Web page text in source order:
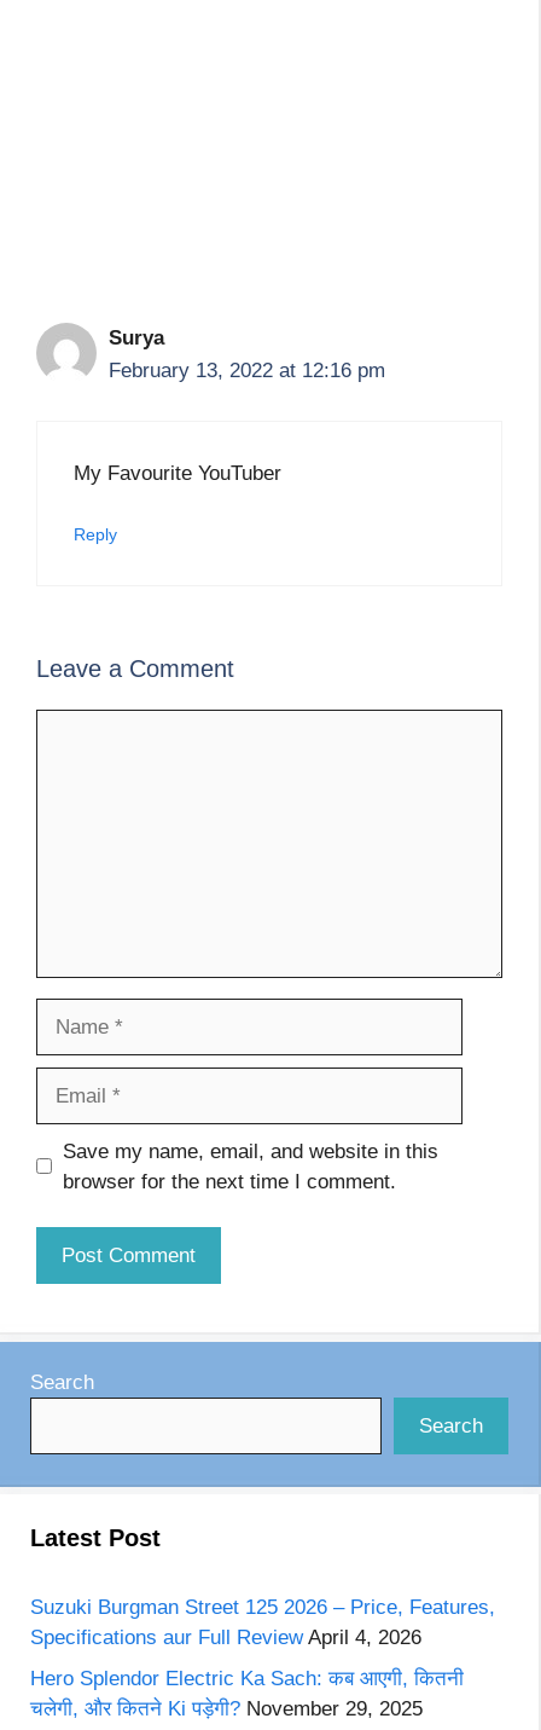
Surya
February 13, 2022 at 12:16 pm
My Favourite YouTuber
Reply
Leave a Comment
Website
Save my name, email, and website in this
browser for the next time I comment.
Search
Search
Latest Post
Suzuki Burgman Street 125 2026 – Price, Features,
Specifications aur Full Review April 4, 2026
Hero Splendor Electric Ka Sach: कब आएगी, कितनी
चलेगी, और कितने Ki पड़ेगी? November 29, 2025